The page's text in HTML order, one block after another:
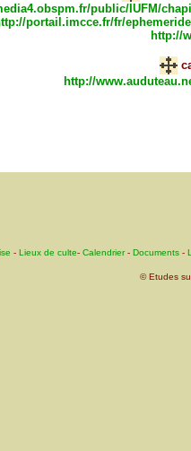
public/IUFM/
portail.imcce.fr/fr/
http://
http://
- Lieux de culte- Calendrier- Documents-
© Etudes